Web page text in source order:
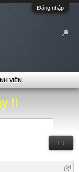
Đăng nhập
!!
↑ ↓
VIÊN